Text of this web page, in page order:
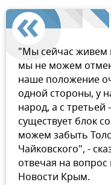
"Мы сейчас живем
мы не можем
наше положение
одной стороны, у
народ, а с
существует блок
можем забыть
Чайковского", -
отвечая на
Новости Крым.